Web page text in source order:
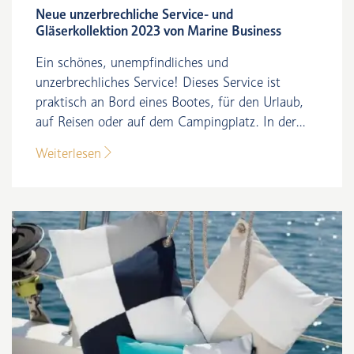
Neue unzerbrechliche Service- und
Gläserkollektion 2023 von Marine Business
Ein schönes, unempfindliches und
unzerbrechliches Service! Dieses Service ist
praktisch an Bord eines Bootes, für den Urlaub,
auf Reisen oder auf dem Campingplatz. In der...
Weiterlesen